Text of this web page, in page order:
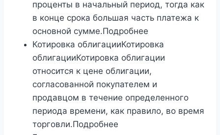
проценты в начальный период, тогда как
в конце срока большая часть платежа к
основной сумме.Подробнее
Котировка облигацииКотировка
облигацииКотировка облигации
относится к цене облигации,
согласованной покупателем и
продавцом в течение определенного
периода времени, как правило, во время
торговли.Подробнее